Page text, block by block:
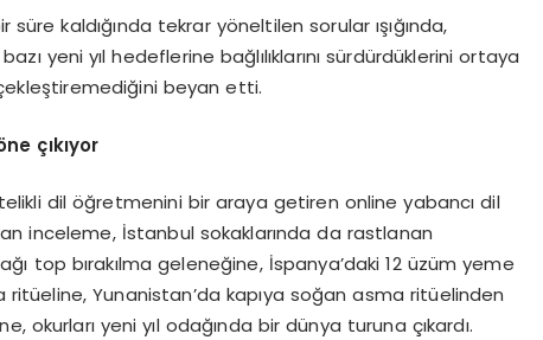
kaldığında tekrar yöneltilen sorular ışığında,
yeni yıl hedeflerine bağlılıklarını sürdürdüklerini ortaya
beyan etti.
çıkıyor
dil öğretmenini bir araya getiren online yabancı dil
inceleme, İstanbul sokaklarında da rastlanan
top bırakılma geleneğine, İspanya’daki 12 üzüm yeme
Yunanistan’da kapıya soğan asma ritüelinden
okurları yeni yıl odağında bir dünya turuna çıkardı.